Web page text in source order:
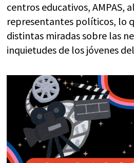
centros educativos, AMPAS,
representantes políticos, lo
distintas miradas sobre las
inquietudes de los jóvenes